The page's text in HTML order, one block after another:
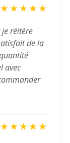
★★★★★
je réitère
de la
avec
★★★★★